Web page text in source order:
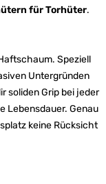
für Torhüter.
Speziell
Untergründen
soliden Grip bei jeder
Lebensdauer. Genau
keine Rücksicht